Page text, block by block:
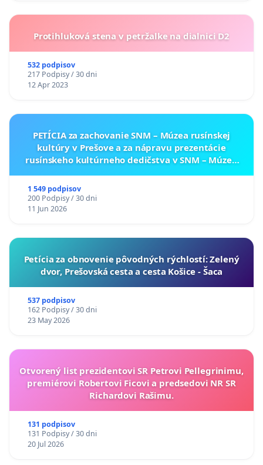
Protihluková stena v petržalke na dialnici D2
532 podpisov
217 Podpisy / 30 dni
12 Apr 2023
PETÍCIA za zachovanie SNM – Múzea rusínskej
kultúry v Prešove a za nápravu prezentácie
rusínskeho kultúrneho dedičstva v SNM – Múzeu
1 549 podpisov
200 Podpisy / 30 dni
11 Jun 2026
​Petícia za obnovenie pôvodných rýchlostí: Zelený
dvor, Prešovská cesta a cesta Košice - Šaca
537 podpisov
162 Podpisy / 30 dni
23 May 2026
Otvorený list prezidentovi SR Petrovi Pellegrinimu,
premiérovi Robertovi Ficovi a predsedovi NR SR
Richardovi Rašimu.
131 podpisov
131 Podpisy / 30 dni
20 Jul 2026